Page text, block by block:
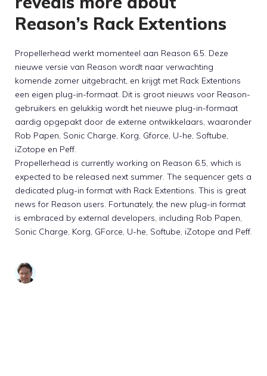
Reason’s Rack Extentions
Propellerhead werkt momenteel aan Reason 6.5. Deze
nieuwe versie van Reason wordt naar verwachting
komende zomer uitgebracht, en krijgt met Rack Extentions
een eigen plug-in-formaat. Dit is groot nieuws voor Reason-
gebruikers en gelukkig wordt het nieuwe plug-in-formaat
aardig opgepakt door de externe ontwikkelaars, waaronder
Rob Papen, Sonic Charge, Korg, Gforce, U-he, Softube,
iZotope en Peff.
Propellerhead is currently working on Reason 6.5, which is
expected to be released next summer. The sequencer gets a
dedicated plug-in format with Rack Extentions. This is great
news for Reason users. Fortunately, the new plug-in format
is embraced by external developers, including Rob Papen,
Sonic Charge, Korg, GForce, U-he, Softube, iZotope and Peff.